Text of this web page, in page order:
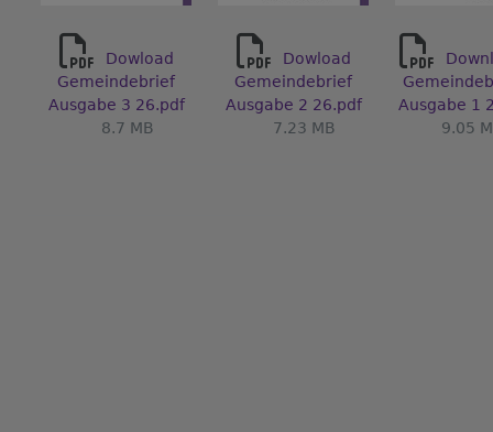
Dowload
Gemeindebrief
Ausgabe 3 26.pdf
8.7 MB
Dowload
Gemeindebrief
Ausgabe 2 26.pdf
7.23 MB
Ausgabe 1
9.05